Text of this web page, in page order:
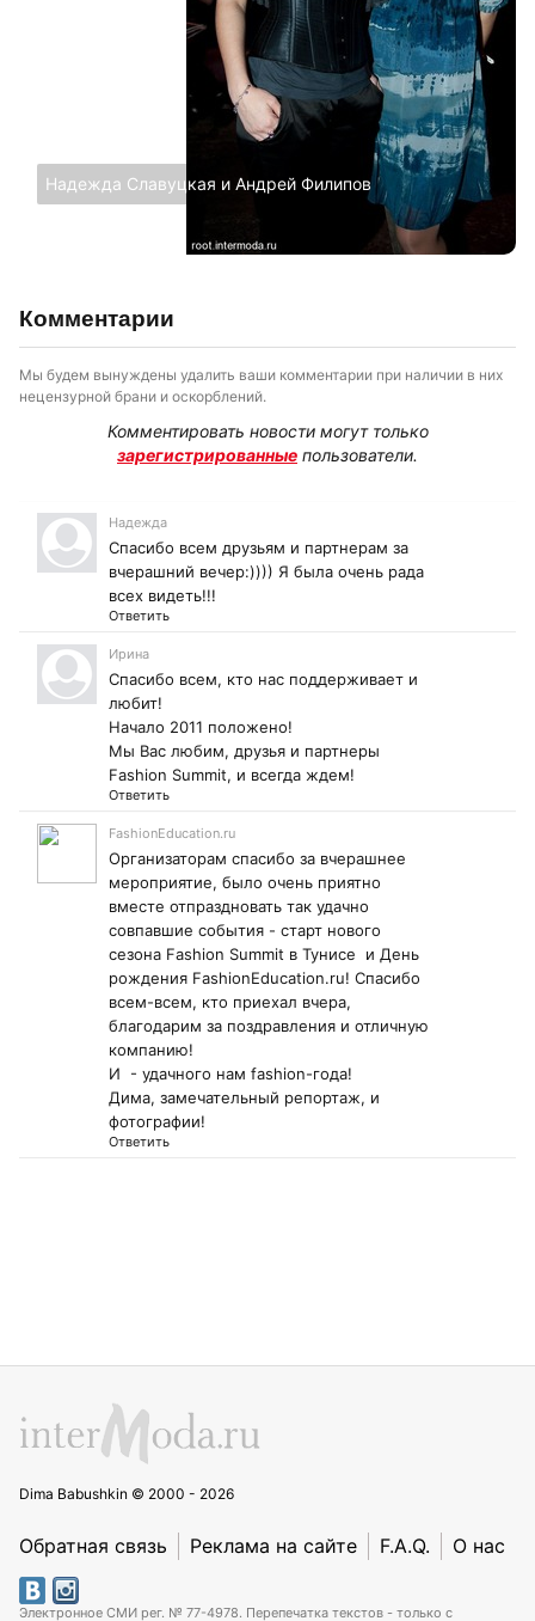
Надежда Славуцкая и Андрей Филипов
Комментарии
Мы будем вынуждены удалить ваши комментарии при наличии в них
нецензурной брани и оскорблений.
Комментировать новости могут только
зарегистрированные пользователи.
Надежда
Спасибо всем друзьям и партнерам за
вчерашний вечер:)))) Я была очень рада
всех видеть!!!
Ответить
Ирина
Спасибо всем, кто нас поддерживает и
любит!
Начало 2011 положено!
Мы Вас любим, друзья и партнеры
Fashion Summit, и всегда ждем!
Ответить
FashionEducation.ru
Организаторам спасибо за вчерашнее
мероприятие, было очень приятно
вместе отпраздновать так удачно
совпавшие события - старт нового
сезона Fashion Summit в Тунисе и День
рождения FashionEducation.ru! Спасибо
всем-всем, кто приехал вчера,
благодарим за поздравления и отличную
компанию!
И - удачного нам fashion-года!
Дима, замечательный репортаж, и
фотографии!
Ответить
Dima Babushkin © 2000 - 2026
Обратная связь Реклама на сайте F.A.Q. О нас
Электронное СМИ рег. № 77-4978. Перепечатка текстов - только с